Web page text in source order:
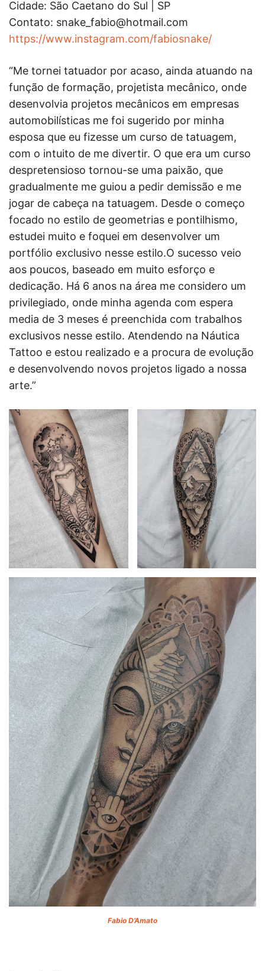
Cidade: São Caetano do Sul | SP
Contato: snake_fabio@hotmail.com
https://www.instagram.com/fabiosnake/
“Me tornei tatuador por acaso, ainda atuando na
função de formação, projetista mecânico, onde
desenvolvia projetos mecânicos em empresas
automobilísticas me foi sugerido por minha
esposa que eu fizesse um curso de tatuagem,
com o intuito de me divertir. O que era um curso
despretensioso tornou-se uma paixão, que
gradualmente me guiou a pedir demissão e me
jogar de cabeça na tatuagem. Desde o começo
focado no estilo de geometrias e pontilhismo,
estudei muito e foquei em desenvolver um
portfólio exclusivo nesse estilo.O sucesso veio
aos poucos, baseado em muito esforço e
dedicação. Há 6 anos na área me considero um
privilegiado, onde minha agenda com espera
media de 3 meses é preenchida com trabalhos
exclusivos nesse estilo. Atendendo na Náutica
Tattoo e estou realizado e a procura de evolução
e desenvolvendo novos projetos ligado a nossa
arte.”
Fabio D’Amato